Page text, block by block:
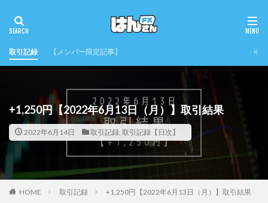
取引記録 【メンバー限定記事】
+1,250円【2022年6月13日（月）】取引結果
2022年6月14日 取引記録, 取引記録【日次】
HOME 取引記録 +1,250円【2022年6月13日（月）】取引結果